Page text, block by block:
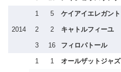
2014
1 5 ケイアイエレガント
2 2 キャトルフィーユ
3 16 フィロパトール
1 1 オールザットジャズ